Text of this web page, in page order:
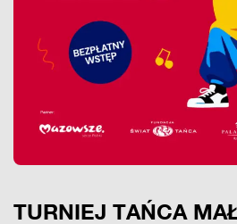
TURNIEJ TAŃCA